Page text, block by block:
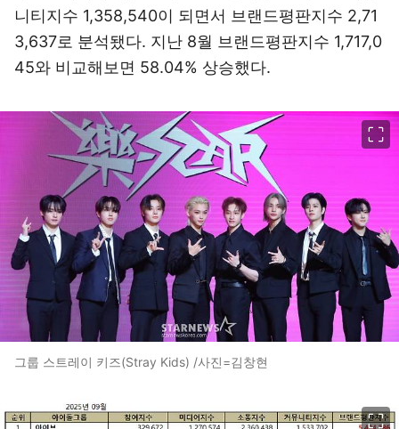
니티지수 1,358,540이 되면서 브랜드평판지수 2,71
3,637로 분석됐다. 지난 8월 브랜드평판지수 1,717,0
45와 비교해보면 58.04% 상승했다.
그룹 스트레이 키즈(Stray Kids) /사진=김창현